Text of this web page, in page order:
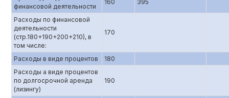
финансовой деятельности
160 395
Расходы по финансовой
деятельности
(стр.180+190+200+210), в
том числе:
170
Расходы в виде процентов
180
Расходы а виде процентов
по долгосрочной аренда
(лизингу)
190